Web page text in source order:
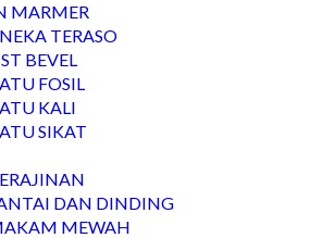
MARMER
TERASO
BEVEL
FOSIL
KALI
SIKAT
DAN DINDING
MEWAH